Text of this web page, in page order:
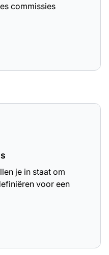
commissies
je in staat om
voor een